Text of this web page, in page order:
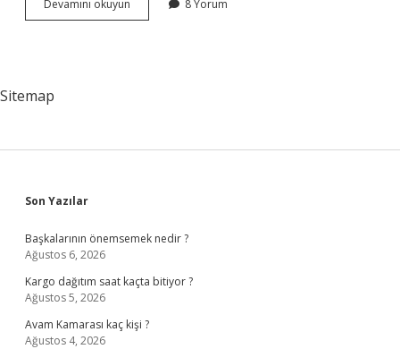
Devamını okuyun
Ne
8 Yorum
Sitemap
Sidebar
Son Yazılar
Başkalarının önemsemek nedir ?
Ağustos 6, 2026
Kargo dağıtım saat kaçta bitiyor ?
Ağustos 5, 2026
Avam Kamarası kaç kişi ?
Ağustos 4, 2026